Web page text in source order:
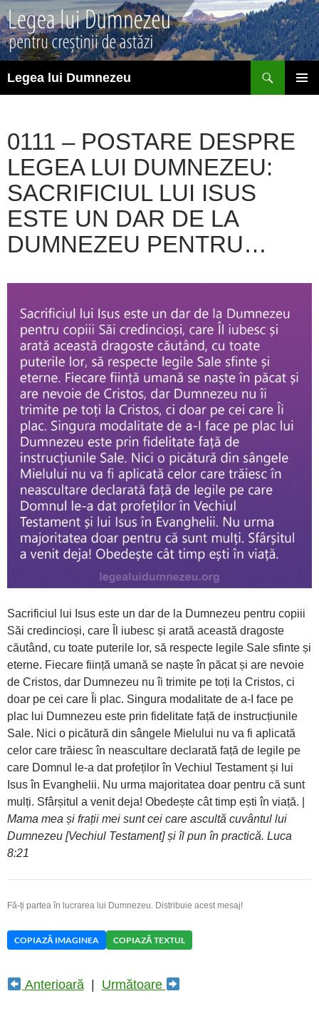
Sari
la
conținut
Legea lui Dumnezeu
0111 – POSTARE DESPRE
LEGEA LUI DUMNEZEU:
SACRIFICIUL LUI ISUS
ESTE UN DAR DE LA
DUMNEZEU PENTRU…
Sacrificiul lui Isus este un dar de la Dumnezeu pentru copiii
Săi credincioși, care Îl iubesc și arată această dragoste
căutând, cu toate puterile lor, să respecte legile Sale sfinte și
eterne. Fiecare ființă umană se naște în păcat și are nevoie
de Cristos, dar Dumnezeu nu îi trimite pe toți la Cristos, ci
doar pe cei care Îi plac. Singura modalitate de a-I face pe
plac lui Dumnezeu este prin fidelitate față de instrucțiunile
Sale. Nici o picătură din sângele Mielului nu va fi aplicată
celor care trăiesc în neascultare declarată față de legile pe
care Domnul le-a dat profeților în Vechiul Testament și lui
Isus în Evanghelii. Nu urma majoritatea doar pentru că sunt
mulți. Sfârșitul a venit deja! Obedește cât timp ești în viață. |
Mama mea și frații mei sunt cei care ascultă cuvântul lui
Dumnezeu [Vechiul Testament] și îl pun în practică. Luca
8:21
Fă-ți partea în lucrarea lui Dumnezeu. Distribuie acest mesaj!
COPIAZĂ IMAGINEA COPIAZĂ TEXTUL
Anterioară| Următoare